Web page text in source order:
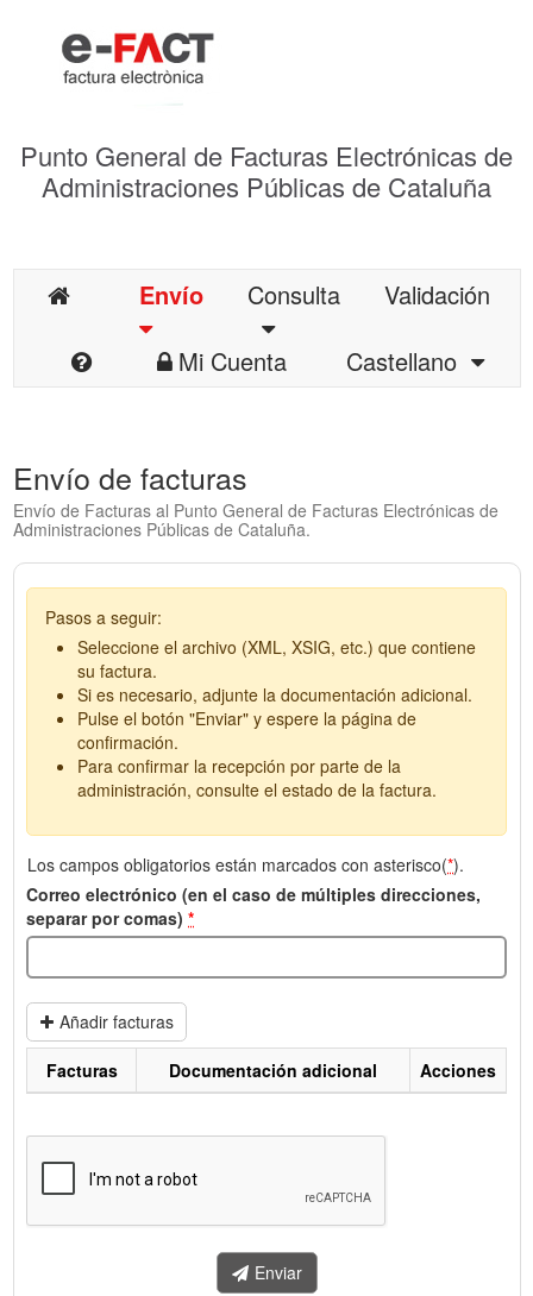
Punto General de Facturas Electrónicas de
Administraciones Públicas de Cataluña
Envío Consulta
Validación
Mi Cuenta
Castellano
Envío de facturas
Envío de Facturas al Punto General de Facturas Electrónicas de
Administraciones Públicas de Cataluña.
Pasos a seguir:
Seleccione el archivo (XML, XSIG, etc.) que contiene
su factura.
Si es necesario, adjunte la documentación adicional.
Pulse el botón "Enviar" y espere la página de
confirmación.
Para confirmar la recepción por parte de la
administración, consulte el estado de la factura.
Los campos obligatorios están marcados con asterisco(*).
Correo electrónico (en el caso de múltiples direcciones,
separar por comas) *
Añadir facturas
enviar.
Facturas Documentación adicional Acciones
Enviar